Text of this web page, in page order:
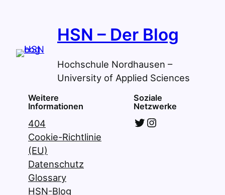
HSN – Der Blog
Hochschule Nordhausen –
University of Applied Sciences
Weitere
Informationen
404
Cookie-Richtlinie
(EU)
Datenschutz
Glossary
HSN-Blog
Soziale
Netzwerke
Twitter Instagram